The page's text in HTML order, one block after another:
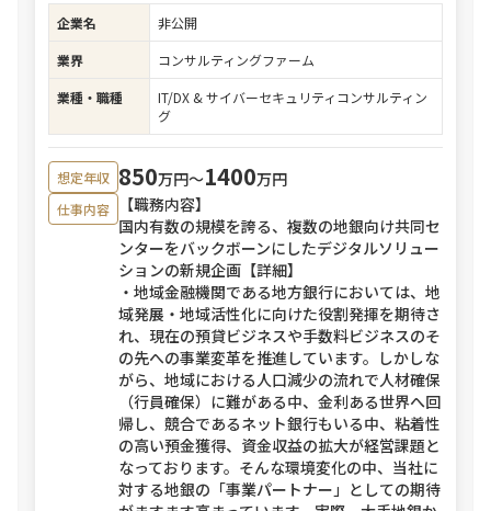
企業名
非公開
業界
コンサルティングファーム
業種・職種
IT/DX & サイバーセキュリティコンサルティン
グ
想定年収 850万円〜1400万円
仕事内容
【職務内容】
国内有数の規模を誇る、複数の地銀向け共同セ
ンターをバックボーンにしたデジタルソリュー
ションの新規企画【詳細】
・地域金融機関である地方銀行においては、地
域発展・地域活性化に向けた役割発揮を期待さ
れ、現在の預貸ビジネスや手数料ビジネスのそ
の先への事業変革を推進しています。しかしな
がら、地域における人口減少の流れで人材確保
（行員確保）に難がある中、金利ある世界へ回
帰し、競合であるネット銀行もいる中、粘着性
の高い預金獲得、資金収益の拡大が経営課題と
なっております。そんな環境変化の中、当社に
対する地銀の「事業パートナー」としての期待